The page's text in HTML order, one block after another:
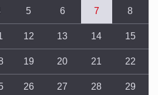
5 6 7 8
12 13 14 15
19 20 21 22
26 27 28 29